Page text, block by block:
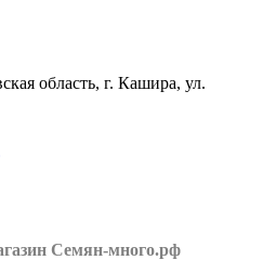
область, г. Кашира, ул.
Семян-много.рф